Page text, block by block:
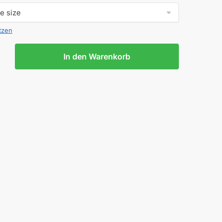
In den Warenkorb